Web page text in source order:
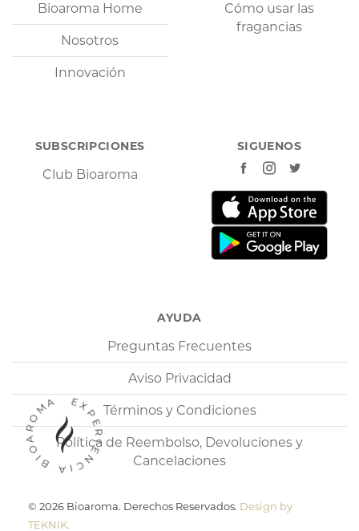
Bioaroma Home
Nosotros
Innovación
Cómo usar las
fragancias
SUBSCRIPCIONES
Club Bioaroma
AYUDA
Preguntas Frecuentes
Aviso Privacidad
Términos y Condiciones
Política de Reembolso, Devoluciones y
Cancelaciones
SIGUENOS
© 2026 Bioaroma. Derechos Reservados. Design by
TEKNIK.
EXPERIENCIA BIOAROMA